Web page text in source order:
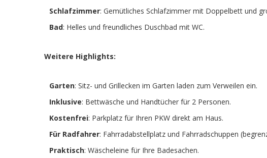
Schlafzimmer: Gemütliches Schlafzimmer mit Doppelbett und
Bad: Helles und freundliches Duschbad mit WC.
Weitere Highlights:
Garten: Sitz- und Grillecken im Garten laden zum Verweilen ein.
Inklusive: Bettwäsche und Handtücher für 2 Personen.
Kostenfrei: Parkplatz für Ihren PKW direkt am Haus.
Für Radfahrer: Fahrradabstellplatz und Fahrradschuppen
Praktisch: Wäscheleine für Ihre Badesachen.